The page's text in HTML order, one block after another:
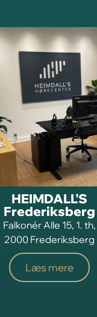
HEIMDALL'S
Frederiksberg
Falkonér Alle 15, 1. th,
2000 Frederiksberg
Læs mere